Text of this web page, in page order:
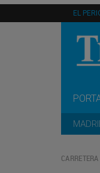
EL
CARRETERA